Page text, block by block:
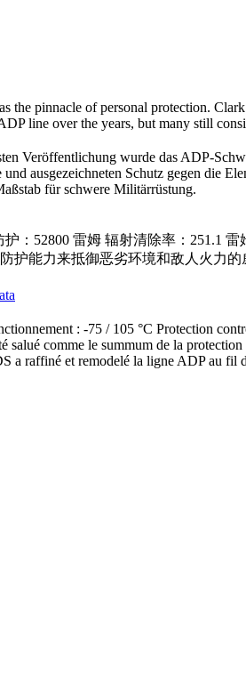
the pinnacle of personal protection.
line over the years, but many still
Veröffentlichung wurde das ADP-
ausgezeichneten Schutz gegen die
für schwere Militärrüstung.
：52800 雷姆 辐射清除率：251.1
护能力来抵御恶劣环境和敌人火力
: -75 / 105 °C Protection
comme le summum de la
a raffiné et remodelé la ligne ADP au